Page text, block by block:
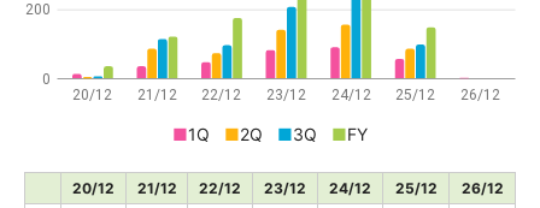
20/12 21/12 22/12 23/12 24/12 25/12 26/12
0
200
■1Q ■2Q ■3Q ■FY
20/12 21/12 22/12 23/12 24/12 25/12
26/12